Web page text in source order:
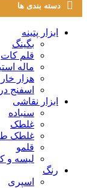
دسته بندی ها
ابزار پتینه
بگینگ
قلم کات
ماله
هزار خار
اسفنج
ابزار نقاشی
سنباده
غلطک
غلطک
قلمو
لیسه و
رنگ
اسپری